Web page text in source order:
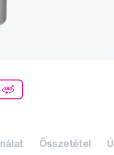
Összetétel